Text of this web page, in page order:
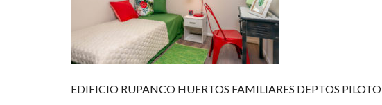
EDIFICIO RUPANCO HUERTOS FAMILIARES DEPTOS PILOTO